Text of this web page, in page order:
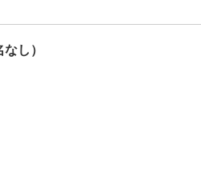
、産前産後のヘアケアからお子さまカット
キッズカット】を選択してください。
し）